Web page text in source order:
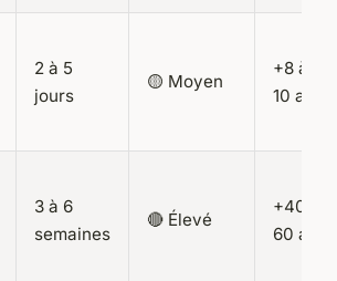
2 à 5
jours
🟡 Moyen
+8 à
10 ans
3 à 6
semaines
🔴 Élevé
+40 à
60 ans